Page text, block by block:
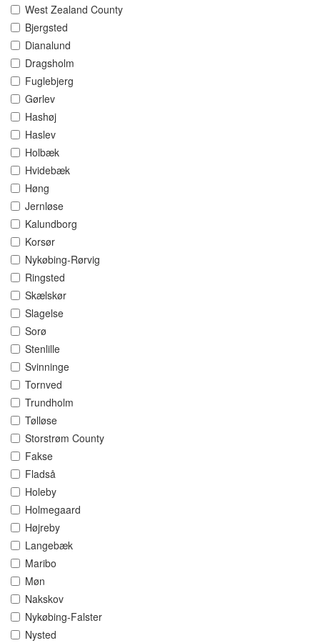
West Zealand County
Bjergsted
Dianalund
Dragsholm
Fuglebjerg
Gørlev
Hashøj
Haslev
Holbæk
Hvidebæk
Høng
Jernløse
Kalundborg
Korsør
Nykøbing-Rørvig
Ringsted
Skælskør
Slagelse
Sorø
Stenlille
Svinninge
Tornved
Trundholm
Tølløse
Storstrøm County
Fakse
Fladså
Holeby
Holmegaard
Højreby
Langebæk
Maribo
Møn
Nakskov
Nykøbing-Falster
Nysted